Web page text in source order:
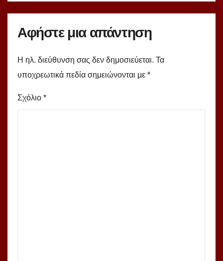
Αφήστε μια απάντηση
Η ηλ. διεύθυνση σας δεν δημοσιεύεται. Τα
υποχρεωτικά πεδία σημειώνονται με *
Σχόλιο *